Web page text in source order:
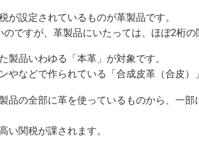
が設定されているものが革製品です。
ですが、革製品にいたっては、ほぼ2桁の
製品いわゆる「本革」が対象です。
やなどで作られている「合成皮革（合皮）
品の全部に革を使っているものから、一
い関税が課されます。